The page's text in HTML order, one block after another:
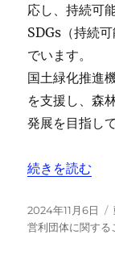
応し、持続可
SDGs（持続
でいます。
国土緑化推進
を支援し、森
発展を目指し
“怪しい？【
続きを読む
投
稿
2024年11月6日
営利団体に関する